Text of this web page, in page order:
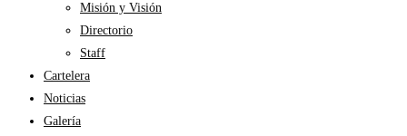
Misión y Visión
Directorio
Staff
Cartelera
Noticias
Galería